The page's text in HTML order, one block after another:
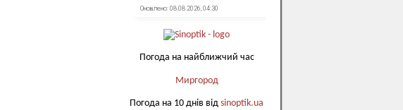
Погода на найближчий час
Миргород
Погода на 10 днів від sinoptik.ua